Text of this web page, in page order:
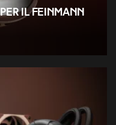
il Feinmann